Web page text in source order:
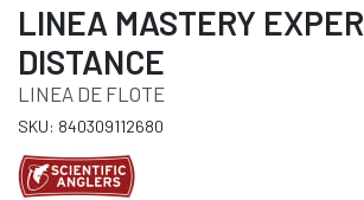
LINEA MASTERY
DISTANCE
LINEA DE FLOTE
SKU: 840309112680